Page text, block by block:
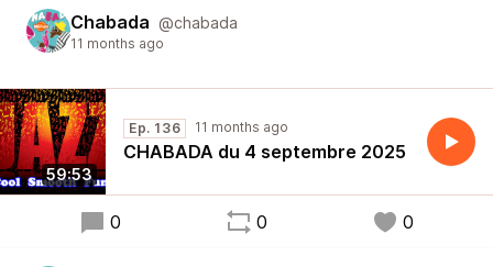
Chabada @chabada
11 months ago
59:53
Ep. 136 11 months ago
CHABADA du 4 septembre 2025
0 0 0